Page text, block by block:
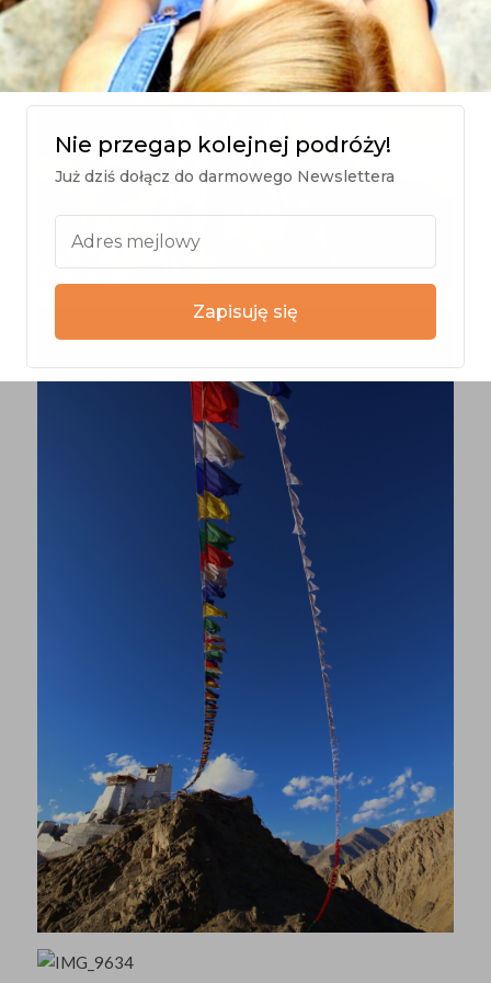
Nie przegap kolejnej podróży!
Już dziś dołącz do darmowego Newslettera
Zapisuję się